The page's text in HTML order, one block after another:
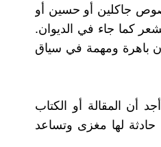
جاكلين أو حسين أو
كما جاء في الديوان.
باهرة ومهمة في سياق
أن المقالة أو الكتاب
حادثة لها مغزى وتساعد